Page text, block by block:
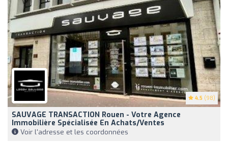
4.5 (98)
SAUVAGE TRANSACTION Rouen - Votre Agence
Immobilière Spécialisée En Achats/ventes
Voir l'adresse et les coordonnées